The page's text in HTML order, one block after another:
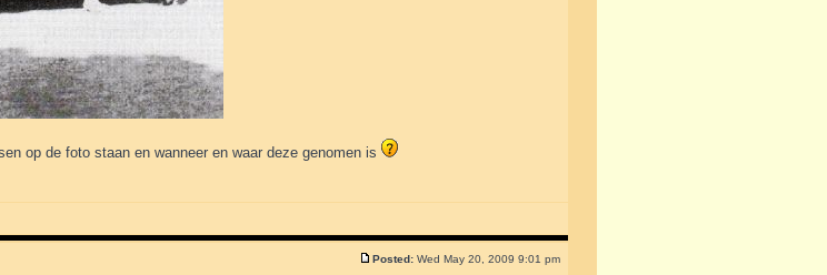
op de foto staan en wanneer en waar deze genomen is
Posted: Wed May 20, 2009 9:01 pm